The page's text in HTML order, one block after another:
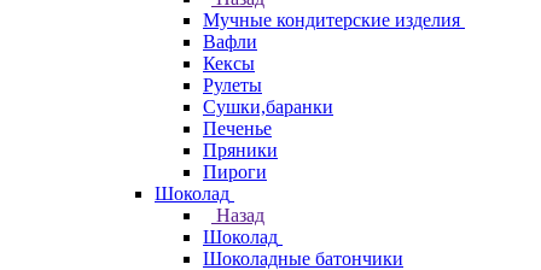
Мучные кондитерские изделия
Вафли
Кексы
Рулеты
Сушки,баранки
Печенье
Пряники
Пироги
Шоколад
Назад
Шоколад
Шоколадные батончики